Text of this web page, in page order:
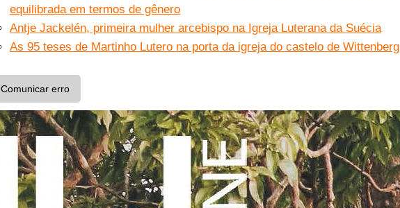
equilibrada em termos de gênero
Antje Jackelén, primeira mulher arcebispo na Igreja Luterana da Suécia
As 95 teses de Martinho Lutero na porta da igreja do castelo de Wittenberg
Comunicar erro